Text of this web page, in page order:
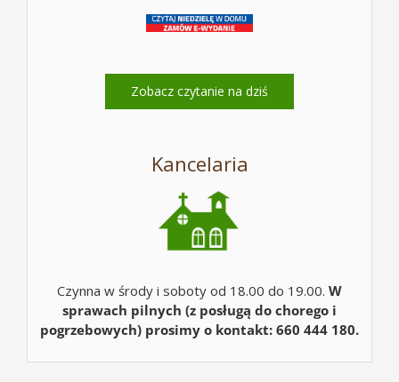
Zobacz czytanie na dziś
Kancelaria
Czynna w środy i soboty od 18.00 do 19.00. W
sprawach pilnych (z posługą do chorego i
pogrzebowych) prosimy o kontakt: 660 444 180.